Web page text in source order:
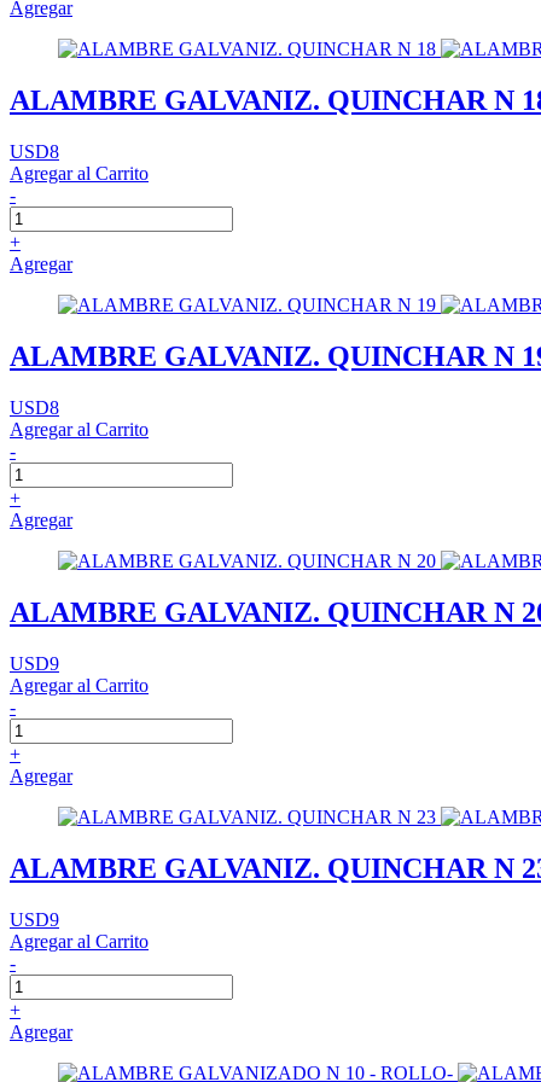
Agregar
ALAMBRE GALVANIZ. QUINCHAR N
USD8
Agregar al Carrito
-
+
Agregar
ALAMBRE GALVANIZ. QUINCHAR N
USD8
Agregar al Carrito
-
+
Agregar
ALAMBRE GALVANIZ. QUINCHAR N
USD9
Agregar al Carrito
-
+
Agregar
ALAMBRE GALVANIZ. QUINCHAR N
USD9
Agregar al Carrito
-
+
Agregar